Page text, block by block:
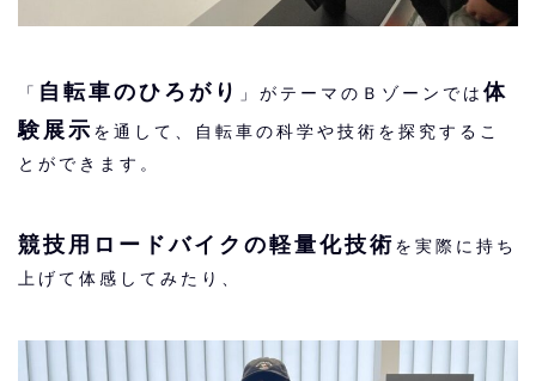
「 自転車のひろがり 」がテーマのＢゾーンでは 体
験展示 を通して、自転車の科学や技術を探究するこ
とができます。
競技用ロードバイクの軽量化技術を実際に持ち
上げて体感してみたり、